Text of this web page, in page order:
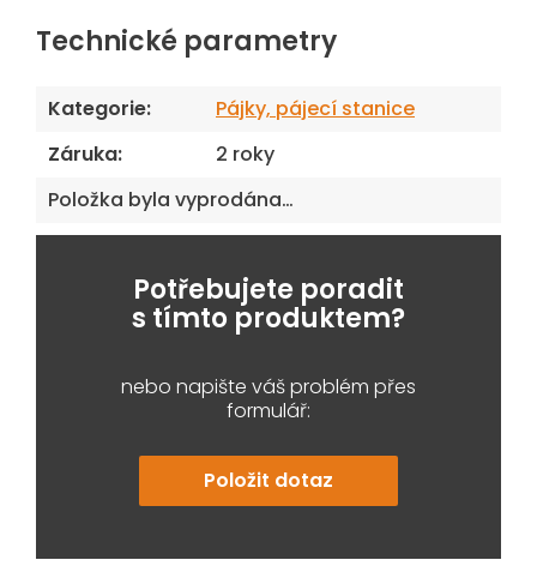
Technické parametry
Kategorie:
Pájky, pájecí stanice
Záruka:
2 roky
Položka byla vyprodána…
Potřebujete poradit
s tímto produktem?
nebo napište váš problém přes
formulář:
Položit dotaz